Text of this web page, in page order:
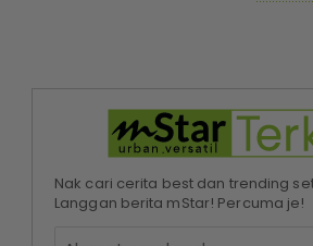
Nak cari cerita best dan trending
Langgan berita mStar! Percuma je!